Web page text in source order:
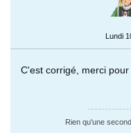
Lundi
C'est corrigé, merci
Rien qu'une